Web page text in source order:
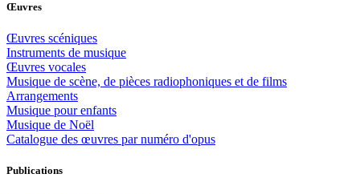
Œuvres
Œuvres scéniques
Instruments de musique
Œuvres vocales
Musique de scène, de pièces radiophoniques et de films
Arrangements
Musique pour enfants
Musique de Noël
Catalogue des œuvres par numéro d'opus
Publications